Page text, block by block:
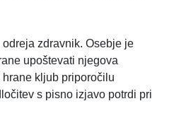
zdravnik. Osebje je
upoštevati njegova
kljub priporočilu
s pisno izjavo potrdi pri